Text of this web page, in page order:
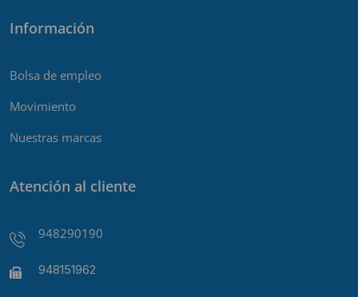
Información
Bolsa de empleo
Movimiento
Nuestras marcas
Atención al cliente
948290190
948151962